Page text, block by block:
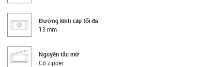
Đường kính cáp tối đa
13 mm
Nguyên tắc mở
Có zipper